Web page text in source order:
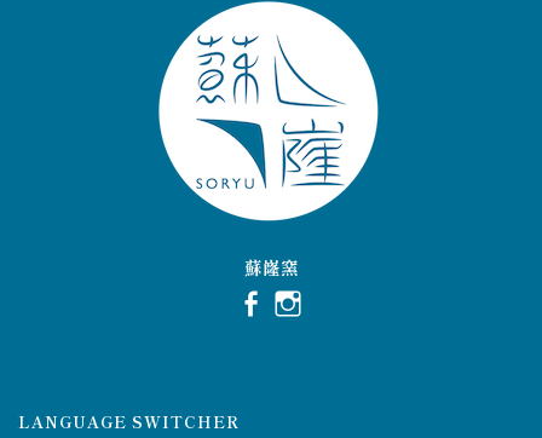
蘇嶐窯
LANGUAGE SWITCHER